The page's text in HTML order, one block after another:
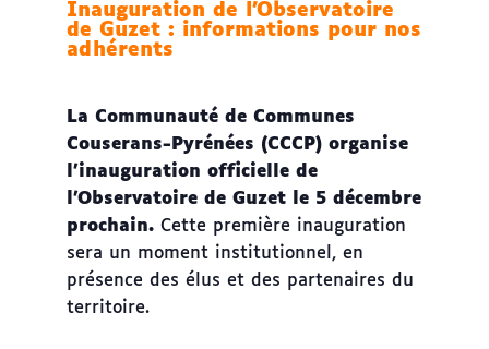
Inauguration de l’Observatoire
de Guzet : informations pour nos
adhérents
La Communauté de Communes
Couserans-Pyrénées (CCCP) organise
l’inauguration officielle de
l’Observatoire de Guzet le 5 décembre
prochain.Cette première inauguration
sera un moment institutionnel, en
présence des élus et des partenaires du
territoire.